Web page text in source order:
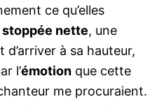
ce qu’elles
stoppée nette, une
à sa hauteur,
l’émotion que cette
me procuraient.